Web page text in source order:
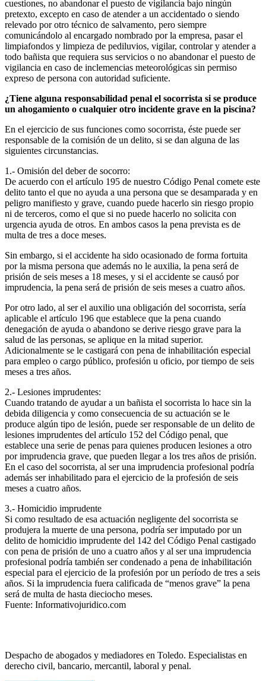
cuestiones, no abandonar el puesto de vigilancia bajo ningún
pretexto, excepto en caso de atender a un accidentado o siendo
relevado por otro técnico de salvamento, pero siempre
comunicándolo al encargado nombrado por la empresa, pasar el
limpiafondos y limpieza de pediluvios, vigilar, controlar y atender a
todo bañista que requiera sus servicios o no abandonar el puesto de
vigilancia en caso de inclemencias meteorológicas sin permiso
expreso de persona con autoridad suficiente.
¿Tiene alguna responsabilidad penal el socorrista si se produce
un ahogamiento o cualquier otro incidente grave en la piscina?
En el ejercicio de sus funciones como socorrista, éste puede ser
responsable de la comisión de un delito, si se dan alguna de las
siguientes circunstancias.
1.- Omisión del deber de socorro:
De acuerdo con el artículo 195 de nuestro Código Penal comete este
delito tanto el que no ayuda a una persona que se desamparada y en
peligro manifiesto y grave, cuando puede hacerlo sin riesgo propio
ni de terceros, como el que si no puede hacerlo no solicita con
urgencia ayuda de otros. En ambos casos la pena prevista es de
multa de tres a doce meses.
Sin embargo, si el accidente ha sido ocasionado de forma fortuita
por la misma persona que además no le auxilia, la pena será de
prisión de seis meses a 18 meses, y si el accidente se causó por
imprudencia, la pena será de prisión de seis meses a cuatro años.
Por otro lado, al ser el auxilio una obligación del socorrista, sería
aplicable el artículo 196 que establece que la pena cuando
denegación de ayuda o abandono se derive riesgo grave para la
salud de las personas, se aplique en la mitad superior.
Adicionalmente se le castigará con pena de inhabilitación especial
para empleo o cargo público, profesión u oficio, por tiempo de seis
meses a tres años.
2.- Lesiones imprudentes:
Cuando tratando de ayudar a un bañista el socorrista lo hace sin la
debida diligencia y como consecuencia de su actuación se le
produce algún tipo de lesión, puede ser responsable de un delito de
lesiones imprudentes del artículo 152 del Código penal, que
establece una serie de penas para quienes producen lesiones a otro
por imprudencia grave, que pueden llegar a los tres años de prisión.
En el caso del socorrista, al ser una imprudencia profesional podría
además ser inhabilitado para el ejercicio de la profesión de seis
meses a cuatro años.
3.- Homicidio imprudente
Si como resultado de esa actuación negligente del socorrista se
produjera la muerte de una persona, podría ser imputado por un
delito de homicidio imprudente del 142 del Código Penal castigado
con pena de prisión de uno a cuatro años y al ser una imprudencia
profesional podría también ser condenado a pena de inhabilitación
especial para el ejercicio de la profesión por un período de tres a seis
años. Si la imprudencia fuera calificada de “menos grave” la pena
será de multa de hasta dieciocho meses.
Fuente: Informativojuridico.com
Despacho de abogados y mediadores en Toledo. Especialistas en
derecho civil, bancario, mercantil, laboral y penal.